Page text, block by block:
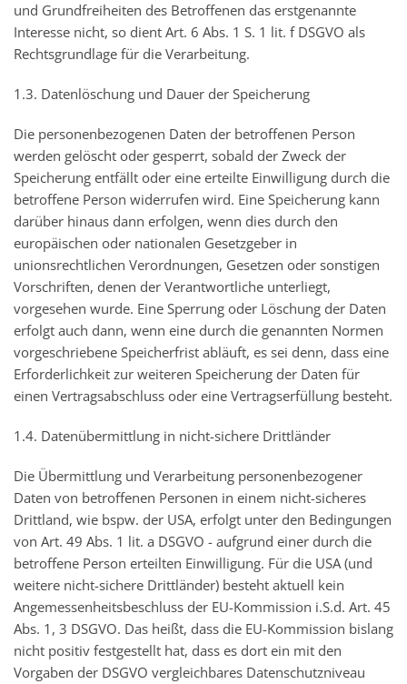
und Grundfreiheiten des Betroffenen das erstgenannte
Interesse nicht, so dient Art. 6 Abs. 1 S. 1 lit. f DSGVO als
Rechtsgrundlage für die Verarbeitung.
1.3. Datenlöschung und Dauer der Speicherung
Die personenbezogenen Daten der betroffenen Person
werden gelöscht oder gesperrt, sobald der Zweck der
Speicherung entfällt oder eine erteilte Einwilligung durch die
betroffene Person widerrufen wird. Eine Speicherung kann
darüber hinaus dann erfolgen, wenn dies durch den
europäischen oder nationalen Gesetzgeber in
unionsrechtlichen Verordnungen, Gesetzen oder sonstigen
Vorschriften, denen der Verantwortliche unterliegt,
vorgesehen wurde. Eine Sperrung oder Löschung der Daten
erfolgt auch dann, wenn eine durch die genannten Normen
vorgeschriebene Speicherfrist abläuft, es sei denn, dass eine
Erforderlichkeit zur weiteren Speicherung der Daten für
einen Vertragsabschluss oder eine Vertragserfüllung besteht.
1.4. Datenübermittlung in nicht-sichere Drittländer
Die Übermittlung und Verarbeitung personenbezogener
Daten von betroffenen Personen in einem nicht-sicheres
Drittland, wie bspw. der USA, erfolgt unter den Bedingungen
von Art. 49 Abs. 1 lit. a DSGVO - aufgrund einer durch die
betroffene Person erteilten Einwilligung. Für die USA (und
weitere nicht-sichere Drittländer) besteht aktuell kein
Angemessenheitsbeschluss der EU-Kommission i.S.d. Art. 45
Abs. 1, 3 DSGVO. Das heißt, dass die EU-Kommission bislang
nicht positiv festgestellt hat, dass es dort ein mit den
Vorgaben der DSGVO vergleichbares Datenschutzniveau